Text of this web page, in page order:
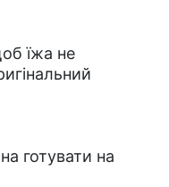
їжа не
готувати на